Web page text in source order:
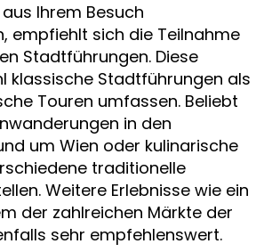
Ihrem Besuch
empfiehlt sich die Teilnahme
Stadtführungen. Diese
klassische Stadtführungen als
Touren umfassen. Beliebt
in den
um Wien oder kulinarische
traditionelle
Weitere Erlebnisse wie ein
der zahlreichen Märkte der
sehr empfehlenswert.